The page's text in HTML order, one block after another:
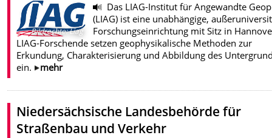
Bildrechte:Liag
Das LIAG-Institut für Angewandte
(LIAG) ist eine unabhängige,
Forschungseinrichtung mit Sitz in
LIAG-Forschende setzen geophysikalische Methoden zur
Erkundung, Charakterisierung und Abbildung des
ein.
mehr
Niedersächsische Landesbehörde für
Straßenbau und Verkehr